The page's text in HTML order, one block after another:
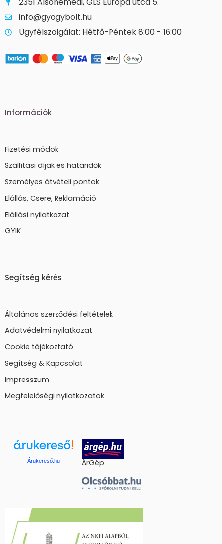
info@gyogybolt.hu
Ügyfélszolgálat: Hétfő-Péntek 8:00 - 16:00
Információk
Fizetési módok
Szállítási díjak és határidők
Személyes átvételi pontok
Elállás, Csere, Reklamáció
Elállási nyilatkozat
GYIK
Segítség kérés
Általános szerződési feltételek
Adatvédelmi nyilatkozat
Cookie tájékoztató
Segítség & Kapcsolat
Impresszum
Megfelelőségi nyilatkozatok
Árukereső.hu ÁrGép